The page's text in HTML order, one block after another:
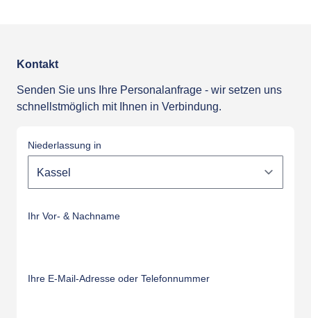
Kontakt
Senden Sie uns Ihre Personalanfrage - wir setzen uns
schnellstmöglich mit Ihnen in Verbindung.
Niederlassung in
Ihr Vor- & Nachname
Ihre E-Mail-Adresse oder Telefonnummer